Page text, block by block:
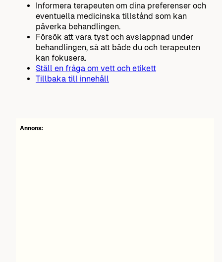
Informera terapeuten om dina preferenser och
eventuella medicinska tillstånd som kan
påverka behandlingen.
Försök att vara tyst och avslappnad under
behandlingen, så att både du och terapeuten
kan fokusera.
Ställ en fråga om vett och etikett
Tillbaka till innehåll
Annons: